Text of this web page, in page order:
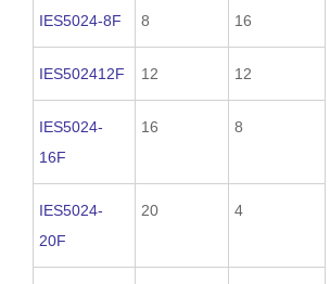
IES5024-8F 8 16
IES502412F 12 12
IES5024-
16F
16 8
IES5024-
20F
20 4